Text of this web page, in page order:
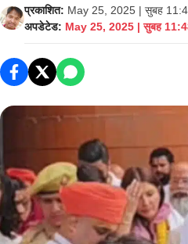
प्रकाशित: May 25, 2025 | सुबह
अपडेटेड: May 25, 2025 | सुबह